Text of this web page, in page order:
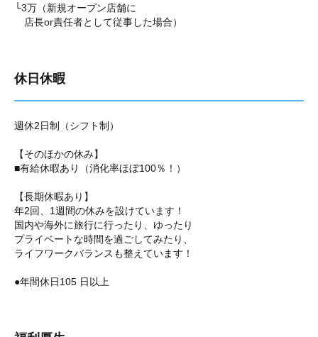
└3万（新規オープン店舗に
店長or責任者として従事した場合）
休日休暇
週休2日制（シフト制）
【そのほかの休み】
■有給休暇あり（消化率ほぼ100％！）
【長期休暇あり】
年2回、1週間の休みを設けています！
国内や海外に旅行に行ったり、ゆったり
プライベートな時間を過ごしてみたり、
ライフワークバランスも整えています！
●年間休日105 日以上